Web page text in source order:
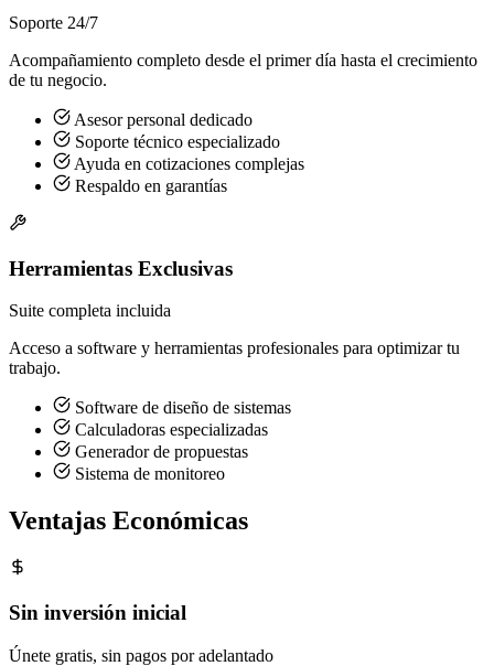
Soporte 24/7
Acompañamiento completo desde el primer día hasta el crecimiento
de tu negocio.
Asesor personal dedicado
Soporte técnico especializado
Ayuda en cotizaciones complejas
Respaldo en garantías
Herramientas Exclusivas
Suite completa incluida
Acceso a software y herramientas profesionales para optimizar tu
trabajo.
Software de diseño de sistemas
Calculadoras especializadas
Generador de propuestas
Sistema de monitoreo
Ventajas Económicas
Sin inversión inicial
Únete gratis, sin pagos por adelantado